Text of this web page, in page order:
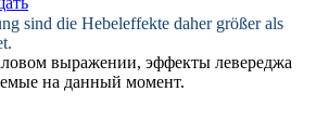
sind die Hebeleffekte daher größer als
.
выражении, эффекты левереджа
на данный момент.